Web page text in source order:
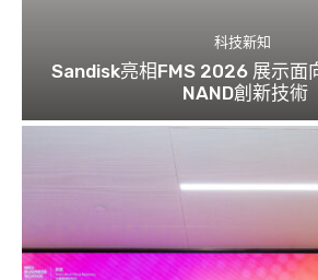
科技新知
Sandisk亮相FMS 2026 展示面
NAND創新技術